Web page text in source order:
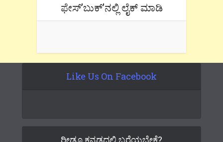
ಫೇಸ್’ಬುಕ್’ನಲ್ಲಿ ಲೈಕ್ ಮಾಡಿ
Like Us On Facebook
ರೀಡೂ ಕನ್ನಡದಲ್ಲಿ ಬರೆಯಬೇಕೆ?